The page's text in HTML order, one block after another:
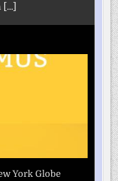
[...]
York Globe